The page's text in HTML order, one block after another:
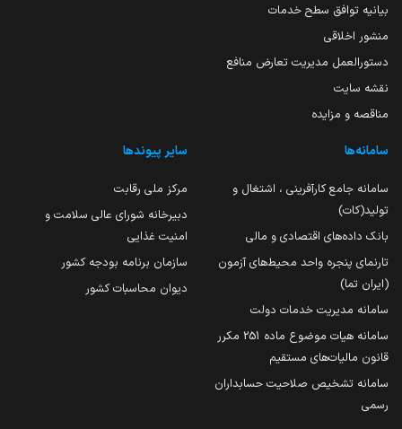
بیانیه توافق سطح خدمات
منشور اخلاقی
دستورالعمل مدیریت تعارض منافع
نقشه سایت
مناقصه و مزایده
سامانه‌ها
سامانه جامع کارآفرینی ، اشتغال و
تولید(کات)
بانک داده‌های اقتصادی و مالی
تارنمای پنجره واحد محیط‌های آزمون
(ایران تما)
سامانه مدیریت خدمات دولت
سامانه هیات موضوع ماده 251 مکرر
قانون مالیات‌های مستقیم
سامانه تشخیص صلاحیت حسابداران
رسمی
سایر پیوندها
مرکز ملی رقابت
دبیرخانه شورای عالی سلامت و
امنیت غذایی
سازمان برنامه بودجه کشور
دیوان محاسبات کشور